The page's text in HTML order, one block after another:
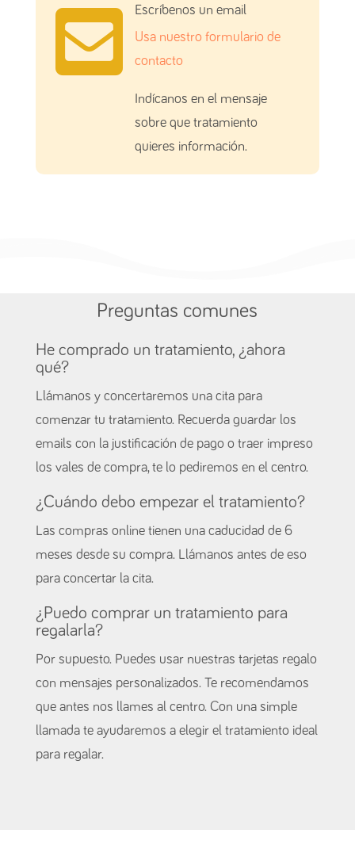

Escríbenos un email
Usa nuestro formulario de
contacto
Indícanos en el mensaje
sobre que tratamiento
quieres información.
Preguntas comunes
He comprado un tratamiento, ¿ahora
qué?
Llámanos y concertaremos una cita para
comenzar tu tratamiento. Recuerda guardar los
emails con la justificación de pago o traer impreso
los vales de compra, te lo pediremos en el centro.
¿Cuándo debo empezar el tratamiento?
Las compras online tienen una caducidad de 6
meses desde su compra. Llámanos antes de eso
para concertar la cita.
¿Puedo comprar un tratamiento para
regalarla?
Por supuesto. Puedes usar nuestras tarjetas regalo
con mensajes personalizados. Te recomendamos
que antes nos llames al centro. Con una simple
llamada te ayudaremos a elegir el tratamiento ideal
para regalar.